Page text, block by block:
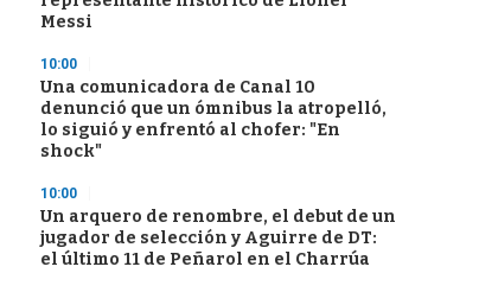
Messi
10:00
Una comunicadora de Canal 10
denunció que un ómnibus la atropelló,
lo siguió y enfrentó al chofer: "En
shock"
10:00
Un arquero de renombre, el debut de un
jugador de selección y Aguirre de DT:
el último 11 de Peñarol en el Charrúa